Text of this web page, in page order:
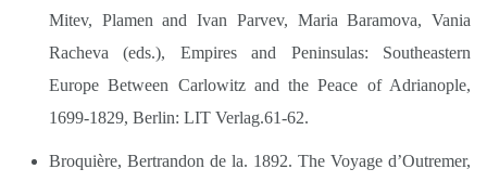
Mitev, Plamen and Ivan Parvev, Maria Baramova, Vania
Racheva (eds.), Empires and Peninsulas: Southeastern
Europe Between Carlowitz and the Peace of Adrianople,
1699-1829, Berlin: LIT Verlag.61-62.
Broquière, Bertrandon de la. 1892. The Voyage d’Outremer,